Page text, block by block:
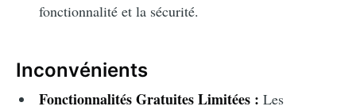
fonctionnalité et la sécurité.
Inconvénients
Fonctionnalités Gratuites Limitées : Les